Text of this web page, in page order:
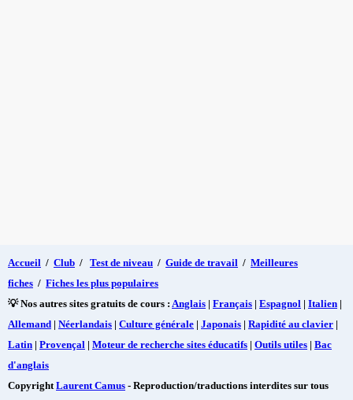
Accueil / Club / Test de niveau / Guide de travail / Meilleures
fiches / Fiches les plus populaires
💡 Nos autres sites gratuits de cours : Anglais | Français | Espagnol | Italien |
Allemand | Néerlandais | Culture générale | Japonais | Rapidité au clavier |
Latin | Provençal | Moteur de recherche sites éducatifs | Outils utiles | Bac
d'anglais
Copyright Laurent Camus - Reproduction/traductions interdites sur tous